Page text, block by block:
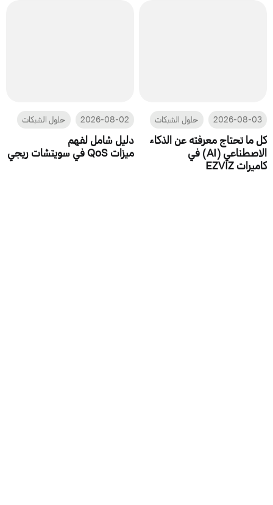
2026-08-03 حلول الشبكات
كل ما تحتاج معرفته عن الذكاء
الاصطناعي (AI) في
كاميرات EZVIZ
2026-08-02 حلول الشبكات
دليل شامل لفهم
ميزات QoS في سويتشات ريجي